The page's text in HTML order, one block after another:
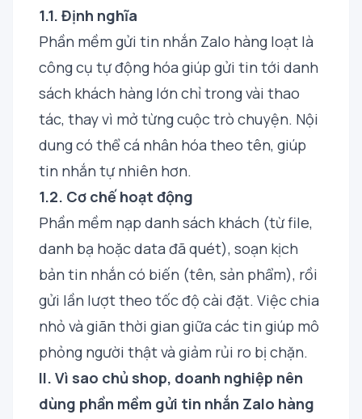
1.1. Định nghĩa
Phần mềm gửi tin nhắn Zalo hàng loạt là
công cụ tự động hóa giúp gửi tin tới danh
sách khách hàng lớn chỉ trong vài thao
tác, thay vì mở từng cuộc trò chuyện. Nội
dung có thể cá nhân hóa theo tên, giúp
tin nhắn tự nhiên hơn.
1.2. Cơ chế hoạt động
Phần mềm nạp danh sách khách (từ file,
danh bạ hoặc data đã quét), soạn kịch
bản tin nhắn có biến (tên, sản phẩm), rồi
gửi lần lượt theo tốc độ cài đặt. Việc chia
nhỏ và giãn thời gian giữa các tin giúp mô
phỏng người thật và giảm rủi ro bị chặn.
II. Vì sao chủ shop, doanh nghiệp nên
dùng phần mềm gửi tin nhắn Zalo hàng